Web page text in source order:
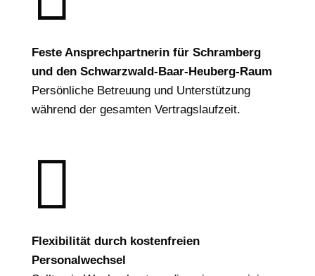
Feste Ansprechpartnerin für Schramberg
und den Schwarzwald-Baar-Heuberg-Raum
Persönliche Betreuung und Unterstützung
während der gesamten Vertragslaufzeit.

Flexibilität durch kostenfreien
Personalwechsel